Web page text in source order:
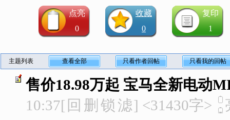
点亮
0
收藏
0
复印
1
主题列表 查看全部 只看作者回帖 只看我的回帖
售价18.98万起 宝马全新电动
10:37[ 回 删 锁 滤] <31430字>